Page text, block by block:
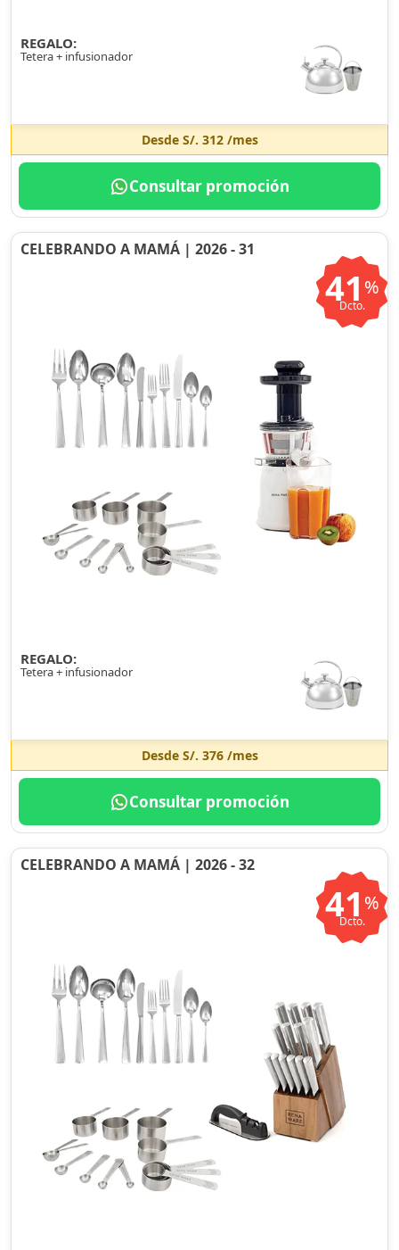
REGALO:
Tetera + infusionador
Desde S/. 312/mes
Consultar promoción
CELEBRANDO A MAMÁ | 2026 - 31
41 %
Dcto.
REGALO:
Tetera + infusionador
Desde S/. 376/mes
Consultar promoción
CELEBRANDO A MAMÁ | 2026 - 32
41 %
Dcto.